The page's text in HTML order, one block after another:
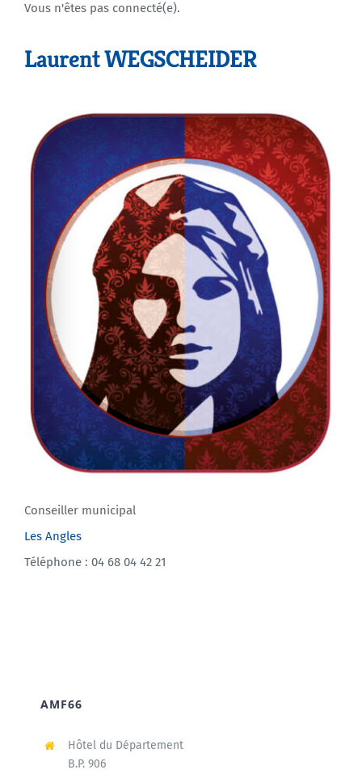
Agenda
Vous n'êtes pas connecté(e).
Laurent WEGSCHEIDER
Conseiller municipal
Les Angles
Téléphone : 04 68 04 42 21
AMF66
Hôtel du Département
B.P. 906